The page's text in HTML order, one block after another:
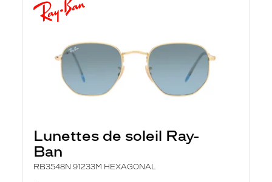
Lunettes de soleil Ray-
Ban
RB3548N 91233M HEXAGONAL